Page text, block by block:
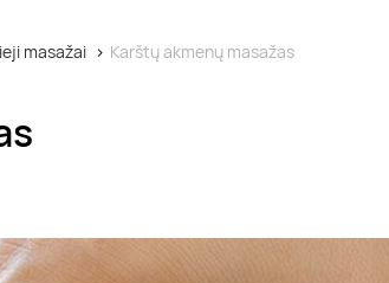
masažai Karštų akmenų masažas